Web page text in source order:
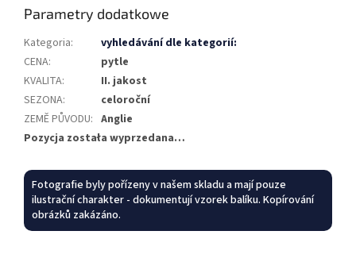
Parametry dodatkowe
Kategoria:
vyhledávání dle kategorií:
CENA:
pytle
KVALITA:
II. jakost
SEZONA:
celoroční
ZEMĚ PŮVODU: Anglie
Pozycja została wyprzedana…
Fotografie byly pořízeny v našem skladu a mají pouze
ilustrační charakter - dokumentují vzorek balíku. Kopírování
obrázků zakázáno.